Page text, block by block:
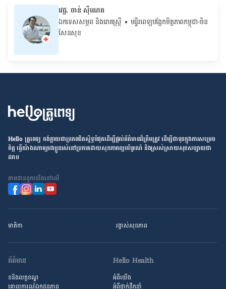
វេជ្ជ. ចាន់ ស៊ីណេត
ឯកទេសសម្ភព និងរោគស្ត្រី • ម​ន្ទីរពេទ្យបង្អែកមិត្តភាពកម្ពុជា-ចិន
សែនសុខ
Hello គ្រូពេទ្យ ​ចង់​ក្លាយ​ជា​ប្រភព​ជិតស្និទ្ធបំផុតដើម្បី​ផ្ដល់​ព័ត៌មាន​ដ៏​ត្រឹមត្រូវ​ ដើម្បី​ជា​ទុន​ក្នុង​ការ​សម្រេច​
ចិត្ត ធ្វើ​យ៉ាង​ណា​ឲ្យ​បងប្អូន​រស់នៅ​ប្រកប​ដោយ​សុខភាព​ល្អ​បរិបូរណ៍ និង​ស្រស់ស្រាយ​សុខសប្បាយ​ជា​
ដរាប
តាម​ដាន​ពួក​យើង​នៅ​លើ
មាតិកា រង្វាស់​សុខភាព
ព័ត៌មាន
ខនិងលក្ខខណ្ឌ
គោលការណ៍ឯកជនភាព
Hello Health
អំពីយើង
អំពី​ថ្នាក់ដឹកនាំ